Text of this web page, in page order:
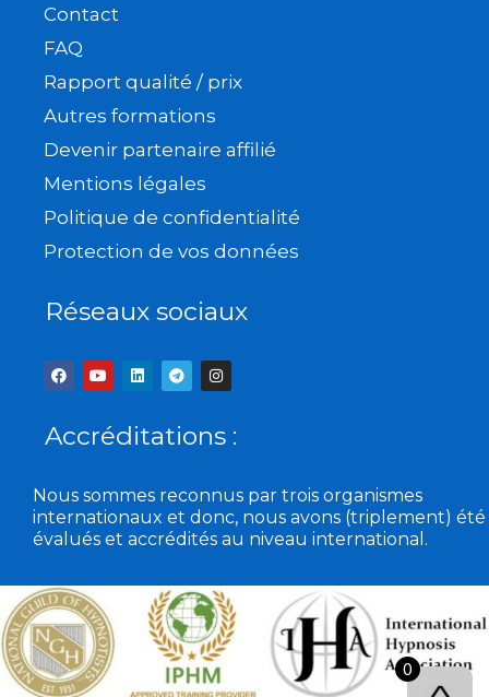
Contact
FAQ
Rapport qualité / prix
Autres formations
Devenir partenaire affilié
Mentions légales
Politique de confidentialité
Protection de vos données
Réseaux sociaux
F
a
c
b
o
Y
o
u
u
b
L
i
e
d
T
e
l
g
r
I
n
s
a
g
m
Accréditations :
Nous sommes reconnus par trois organismes
internationaux et donc, nous avons (triplement) été
évalués et accrédités au niveau international.
0